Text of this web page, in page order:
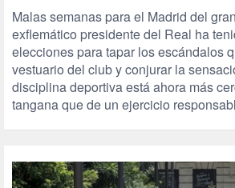
Malas semanas para el Madrid del
exflemático presidente del Real ha
elecciones para tapar los escándalos
vestuario del club y conjurar la
disciplina deportiva está ahora más
tangana que de un ejercicio